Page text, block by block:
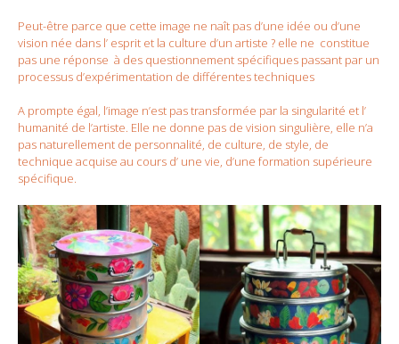
Peut-être parce que cette image ne naît pas d’une idée ou d’une
vision née dans l’ esprit et la culture d’un artiste ? elle ne constitue
pas une réponse à des questionnement spécifiques passant par un
processus d’expérimentation de différentes techniques
A prompte égal, l’image n’est pas transformée par la singularité et l’
humanité de l’artiste. Elle ne donne pas de vision singulière, elle n’a
pas naturellement de personnalité, de culture, de style, de
technique acquise au cours d’ une vie, d’une formation supérieure
spécifique.